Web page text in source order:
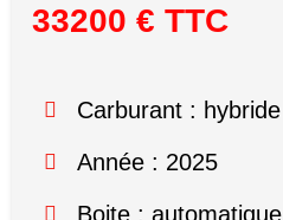
33200 € TTC
Carburant : hybride
Année : 2025
Boite : automatique